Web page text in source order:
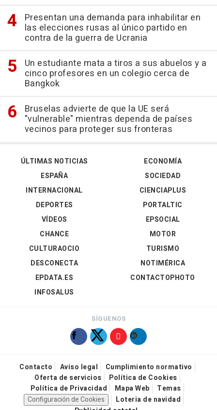
Presentan una demanda para inhabilitar en
las elecciones rusas al único partido en
contra de la guerra de Ucrania
Un estudiante mata a tiros a sus abuelos y a
cinco profesores en un colegio cerca de
Bangkok
Bruselas advierte de que la UE será
"vulnerable" mientras dependa de países
vecinos para proteger sus fronteras
ÚLTIMAS NOTICIAS
ESPAÑA
INTERNACIONAL
DEPORTES
VÍDEOS
ECONOMÍA
SOCIEDAD
CIENCIAPLUS
PORTALTIC
EPSOCIAL
CHANCE
CULTURAOCIO
DESCONECTA
EPDATA.ES
INFOSALUS
MOTOR
TURISMO
NOTIMÉRICA
CONTACTOPHOTO
SÍGUENOS
Contacto Aviso legal
Cumplimiento normativo
Oferta de servicios
Política de Cookies
Política de Privacidad
Mapa Web
Temas
Configuración de Cookies
Loteria de navidad